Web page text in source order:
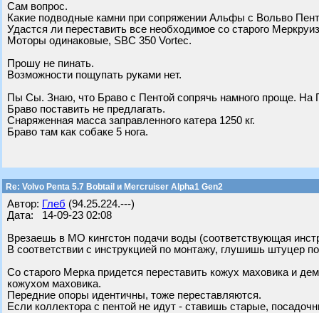
Сам вопрос.
Какие подводные камни при сопряжении Альфы с Вольво
Удастся ли переставить все необходимое со старого
Моторы одинаковые, SBC 350 Vortec.
Прошу не пинать.
Возможности пощупать руками нет.
Пы Сы. Знаю, что Браво с Пентой сопрячь намного проще. На
Браво поставить не предлагать.
Снаряженная масса заправленного катера 1250 кг.
Браво там как собаке 5 нога.
Re: Volvo Penta 5.7 Bobtail и Mercruiser Alpha1 Gen2
Автор: Глеб (94.25.224.---)
Дата: 14-09-23 02:08
Врезаешь в МО кингстон подачи воды (соответствующая
В соответствии с инструкцией по монтажу, глушишь штуцер
Со старого Мерка придется переставить кожух маховика и
кожухом маховика.
Передние опоры идентичны, тоже переставляются.
Если коллектора с пентой не идут - ставишь старые,